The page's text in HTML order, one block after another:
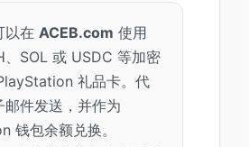
以在 ACEB.com 使用
、SOL 或 USDC 等加密
礼品卡。代
邮件发送，并作为
钱包余额兑换。